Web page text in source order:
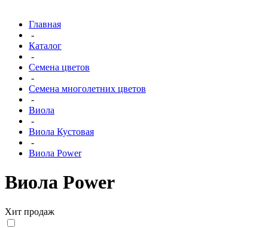
Главная
-
Каталог
-
Семена цветов
-
Семена многолетних цветов
-
Виола
-
Виола Кустовая
-
Виола Power
Виола Power
Хит продаж